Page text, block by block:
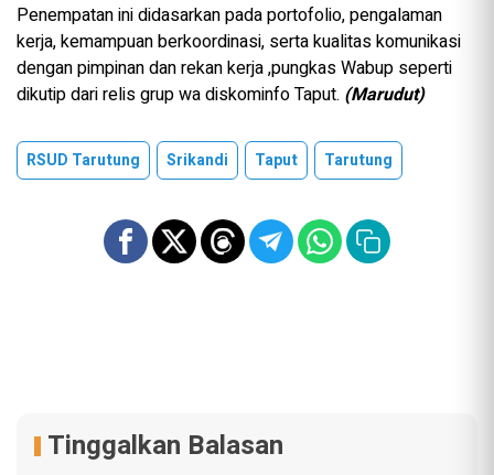
Penempatan ini didasarkan pada portofolio, pengalaman
kerja, kemampuan berkoordinasi, serta kualitas komunikasi
dengan pimpinan dan rekan kerja ,pungkas Wabup seperti
dikutip dari relis grup wa diskominfo Taput. (Marudut)
RSUD Tarutung Srikandi Taput Tarutung
Tinggalkan Balasan